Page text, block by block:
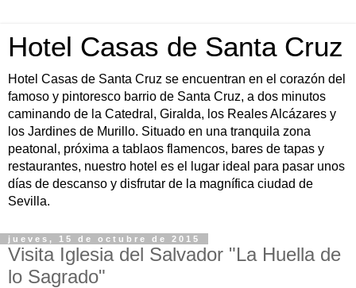
Hotel Casas de Santa Cruz
Hotel Casas de Santa Cruz se encuentran en el corazón del
famoso y pintoresco barrio de Santa Cruz, a dos minutos
caminando de la Catedral, Giralda, los Reales Alcázares y
los Jardines de Murillo. Situado en una tranquila zona
peatonal, próxima a tablaos flamencos, bares de tapas y
restaurantes, nuestro hotel es el lugar ideal para pasar unos
días de descanso y disfrutar de la magnífica ciudad de
Sevilla.
jueves, 15 de octubre de 2015
Visita Iglesia del Salvador "La Huella de
lo Sagrado"